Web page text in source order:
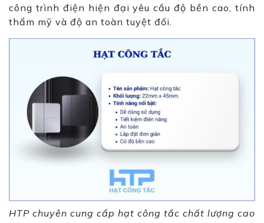
công trình điện hiện đại yêu cầu độ bền cao, tính
thẩm mỹ và độ an toàn tuyệt đối.
HTP chuyên cung cấp hạt công tắc chất lượng cao